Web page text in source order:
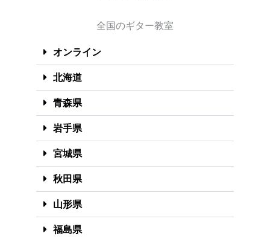
全国のギター教室
オンライン
北海道
青森県
岩手県
宮城県
秋田県
山形県
福島県